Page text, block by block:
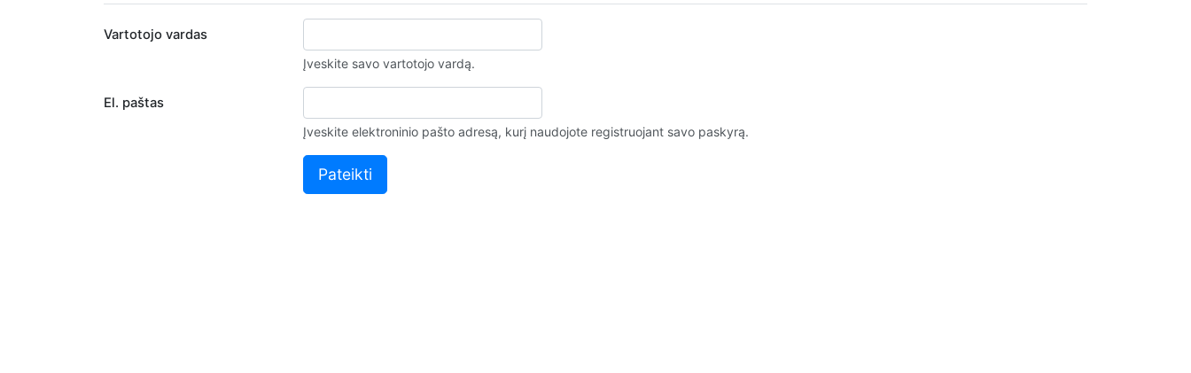
Vartotojo vardas
Įveskite savo vartotojo vardą.
El. paštas
Įveskite elektroninio pašto adresą, kurį naudojote registruojant savo paskyrą.